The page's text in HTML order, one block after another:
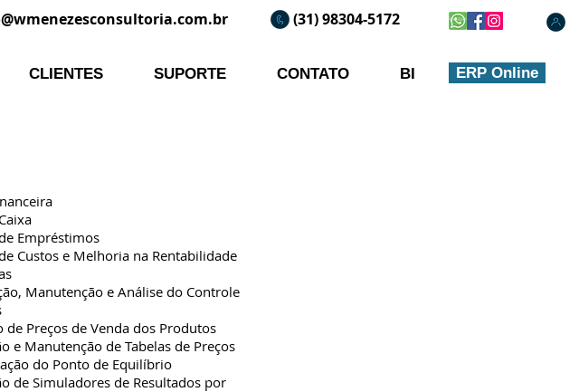
(31) 98304-5172
ERP Online
CLIENTES SUPORTE CONTATO BI
Empréstimos
Custos e Melhoria na Rentabilidade
Manutenção e Análise do Controle
de Preços de Venda dos Produtos
e Manutenção de Tabelas de Preços
do Ponto de Equilíbrio
de Simuladores de Resultados por